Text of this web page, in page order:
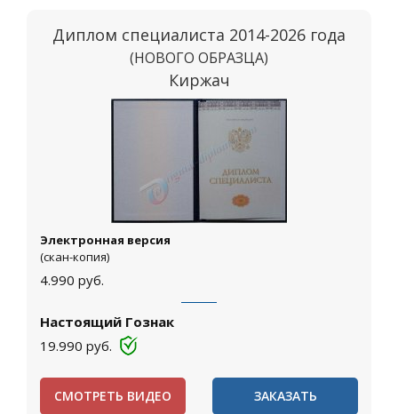
Диплом специалиста 2014-2026 года
(НОВОГО ОБРАЗЦА)
Киржач
Электронная версия
(скан-копия)
4.990 руб.
Настоящий Гознак
19.990 руб.
СМОТРЕТЬ ВИДЕО ЗАКАЗАТЬ